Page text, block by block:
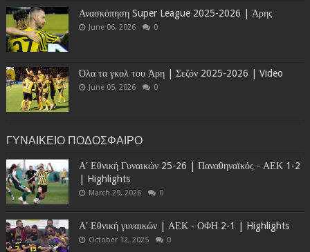
Ανασκόπηση Super League 2025-2026 | Άρης
June 06, 2026 0
Όλα τα γκολ του Άρη | Σεζόν 2025-2026 | Video
June 05, 2026 0
ΓΥΝΑΙΚΕΙΟ ΠΟΔΟΣΦΑΙΡΟ
Α' Εθνική Γυναικών 25-26 | Παναθηναϊκός - ΑΕΚ 1-2
| Highlights
March 29, 2026 0
Α' Εθνική γυναικών | ΑΕΚ - ΟΦΗ 2-1 | Highlights
October 12, 2025 0